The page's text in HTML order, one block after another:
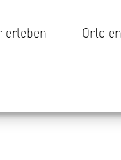
erleben Orte